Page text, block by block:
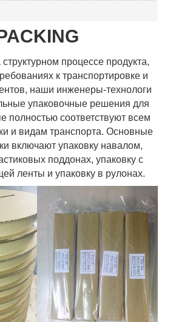
процессе продукта,
к транспортировке и
наши инженеры-технологи
упаковочные решения для
полностью соответствуют всем
и видам транспорта. Основные
включают упаковку навалом,
поддонах, упаковку с
ленты и упаковку в рулонах.